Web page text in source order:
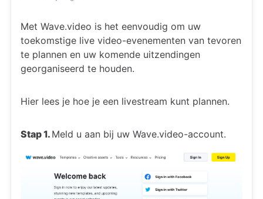
Met Wave.video is het eenvoudig om uw
toekomstige live video-evenementen van tevoren
te plannen en uw komende uitzendingen
georganiseerd te houden.
Hier lees je hoe je een livestream kunt plannen.
Stap 1. Meld u aan bij uw Wave.video-account.